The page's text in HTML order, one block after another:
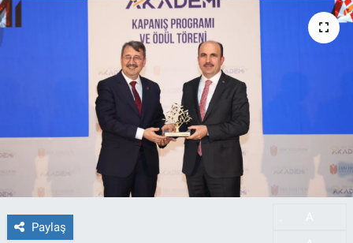
Paylaş
Tüm Manşetler
Son Dakika Haberleri
Haber Arşivi